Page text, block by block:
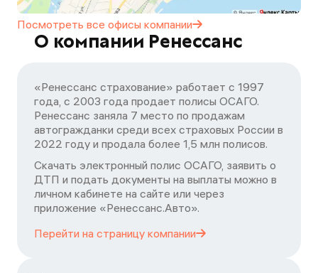
Посмотреть все офисы компании
О компании Ренессанс
«Ренессанс страхование» работает с 1997
года, с 2003 года продает полисы ОСАГО.
Ренессанс заняла 7 место по продажам
автогражданки среди всех страховых России в
2022 году и продала более 1,5 млн полисов.
Скачать электронный полис ОСАГО, заявить о
ДТП и подать документы на выплаты можно в
личном кабинете на сайте или через
приложение «Ренессанс.Авто».
Перейти на страницу компании